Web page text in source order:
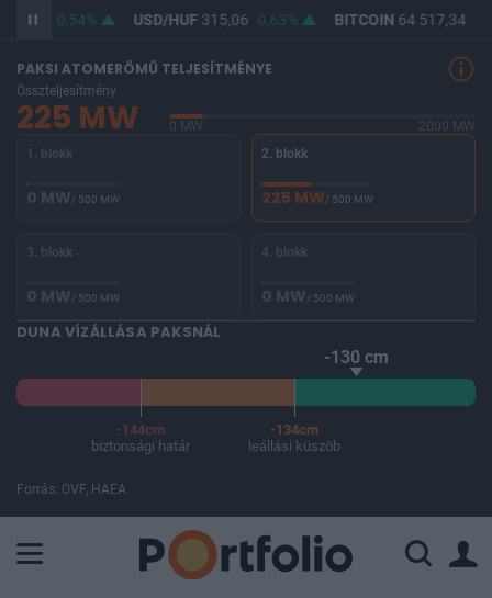
0,54% USD/HUF315,06 0,63% BITCOIN64 517,34 -
PAKSI ATOMERŐMŰ TELJESÍTMÉNYE
Összteljesítmény
225 MW 0 MW
2000 MW
1. blokk
0 MW/ 500 MW
2. blokk
225 MW/ 500 MW
3. blokk
0 MW/ 500 MW
4. blokk
0 MW/ 500 MW
DUNA VÍZÁLLÁSA PAKSNÁL
-130 cm
-144cm
biztonsági határ
-134cm
leállási küszöb
Forrás: OVF, HAEA